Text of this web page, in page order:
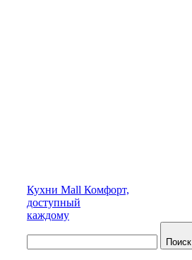
Кухни Mall Комфорт,
доступный
каждому
Поиск